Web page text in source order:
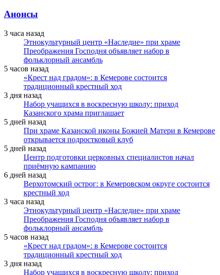
Анонсы
3 часа назад
Этнокультурный центр «Наследие» при храме
Преображения Господня объявляет набор в
фольклорный ансамбль
5 часов назад
«Крест над градом»: в Кемерове состоится
традиционный крестный ход
3 дня назад
Набор учащихся в воскресную школу: приход
Казанского храма приглашает
5 дней назад
При храме Казанской иконы Божией Матери в Кемерове
открывается подростковый клуб
5 дней назад
Центр подготовки церковных специалистов начал
приёмную кампанию
6 дней назад
Верхотомский острог: в Кемеровском округе состоится
крестный ход
3 часа назад
Этнокультурный центр «Наследие» при храме
Преображения Господня объявляет набор в
фольклорный ансамбль
5 часов назад
«Крест над градом»: в Кемерове состоится
традиционный крестный ход
3 дня назад
Набор учащихся в воскресную школу: приход